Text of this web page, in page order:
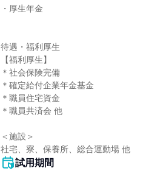
・厚生年金
待遇・福利厚生
【福利厚生】
＊社会保険完備
＊確定給付企業年金基金
＊職員住宅資金
＊職員共済会 他
＜施設＞
社宅、寮、保養所、総合運動場 他
試用期間